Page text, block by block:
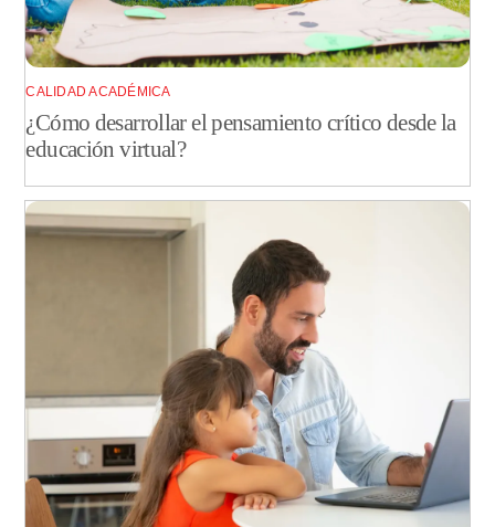
CALIDAD ACADÉMICA
¿Cómo desarrollar el pensamiento crítico desde la
educación virtual?